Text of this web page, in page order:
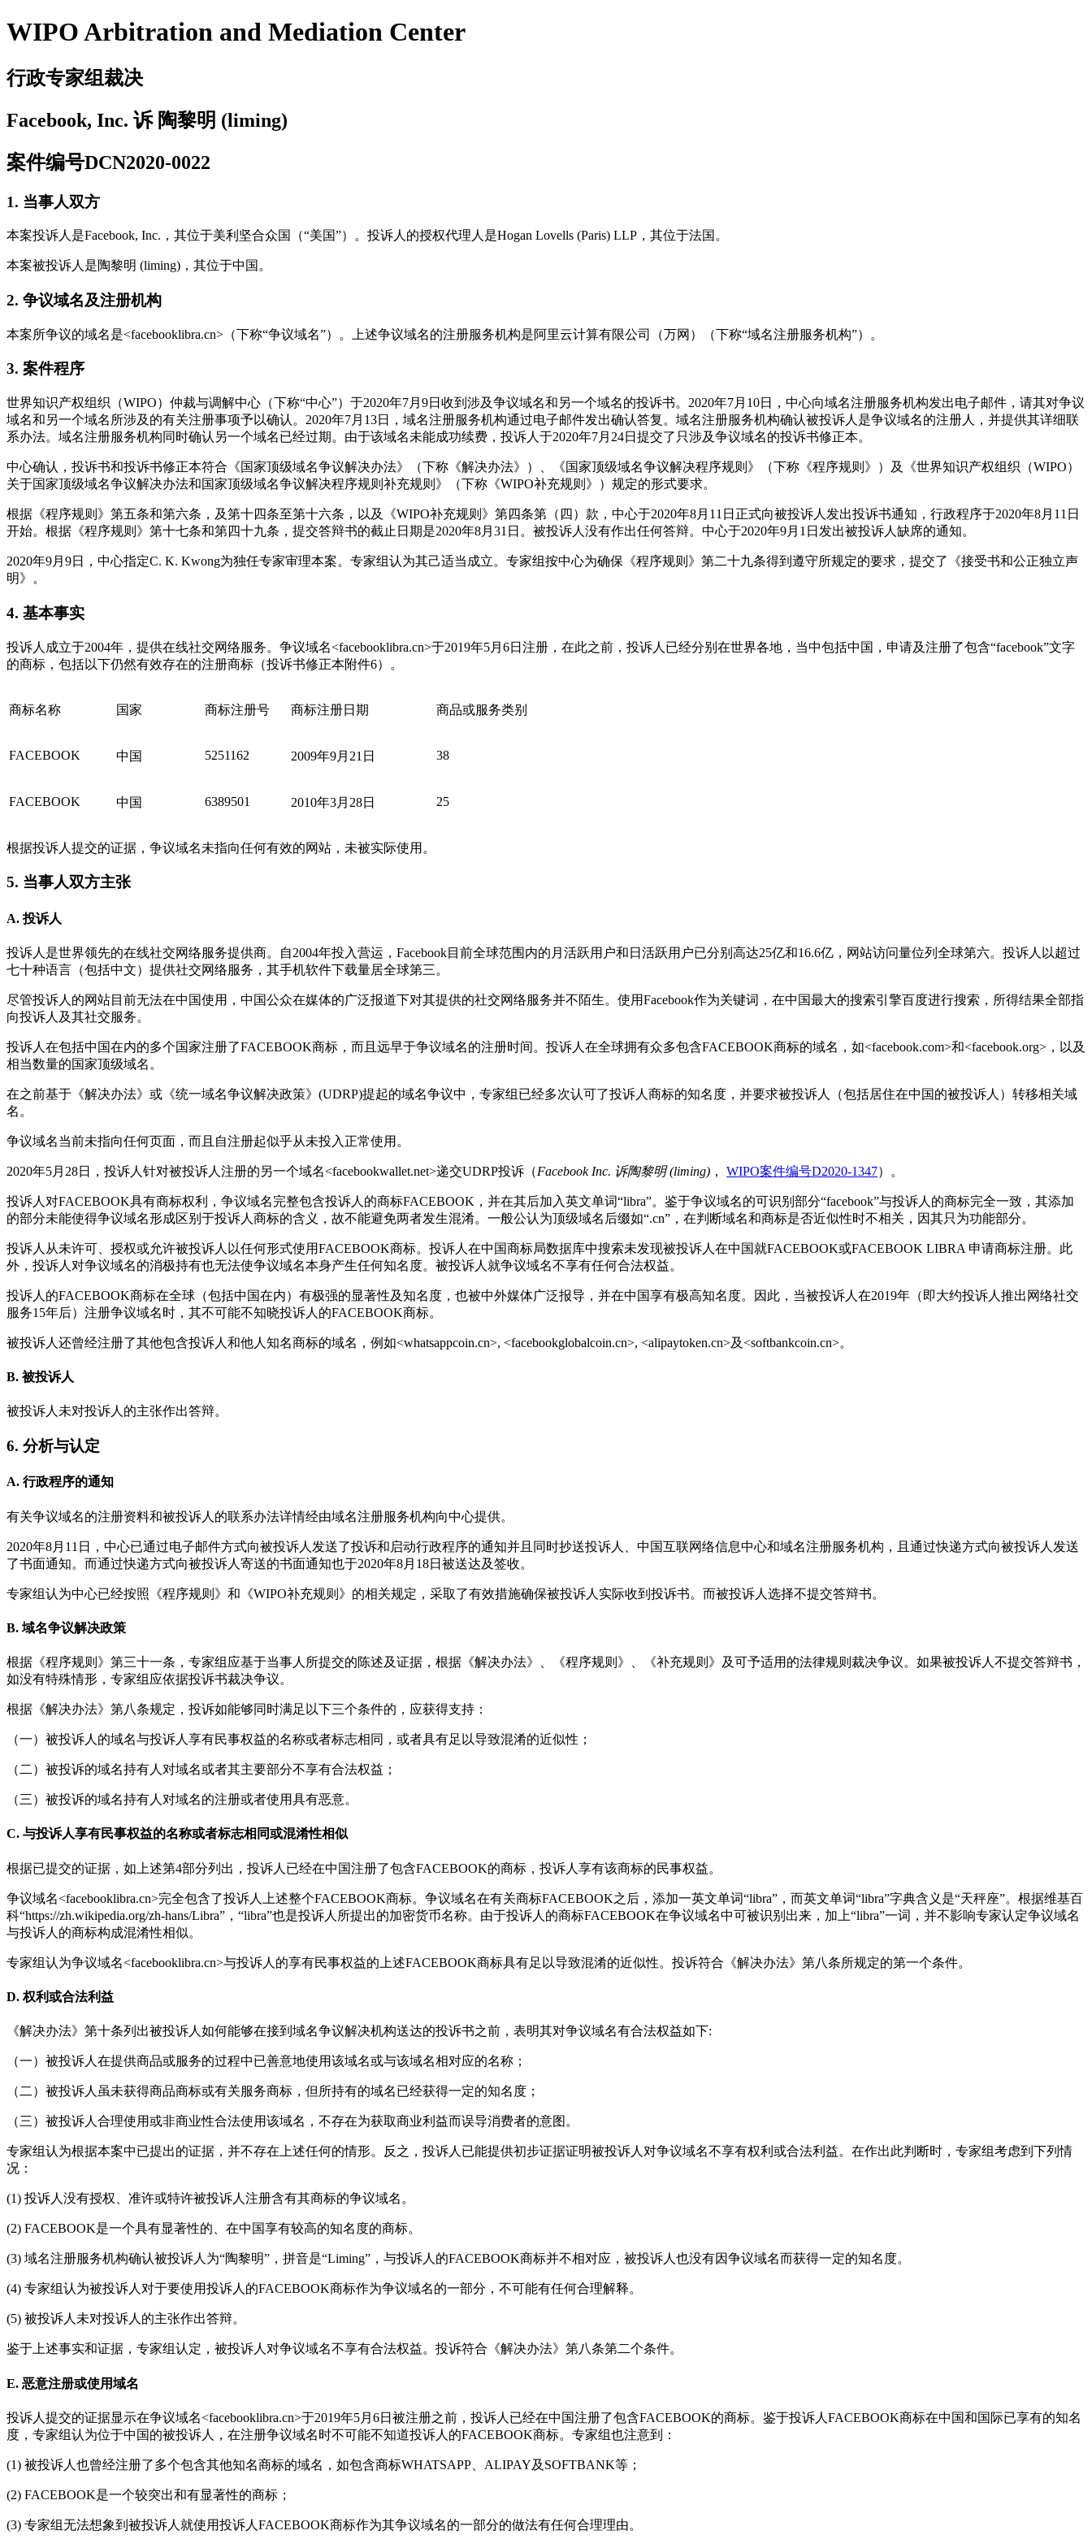
WIPO Arbitration and Mediation Center
行政专家组裁决
Facebook, Inc. 诉 陶黎明 (liming)
案件编号DCN2020-0022
1. 当事人双方
本案投诉人是Facebook, Inc.，其位于美利坚合众国（“美国”）。投诉人的授权代理人是Hogan Lovells (Paris) LLP，其位于法国。
本案被投诉人是陶黎明 (liming)，其位于中国。
2. 争议域名及注册机构
本案所争议的域名是<facebooklibra.cn>（下称“争议域名”）。上述争议域名的注册服务机构是阿里云计算有限公司（万网）（下称“域名注册服务机构”）。
3. 案件程序
世界知识产权组织（WIPO）仲裁与调解中心（下称“中心”）于2020年7月9日收到涉及争议域名和另一个域名的投诉书。2020年7月10日，中心向域名注册服务机构发出电子邮件，请其对争议
域名和另一个域名所涉及的有关注册事项予以确认。2020年7月13日，域名注册服务机构通过电子邮件发出确认答复。域名注册服务机构确认被投诉人是争议域名的注册人，并提供其详细联
系办法。域名注册服务机构同时确认另一个域名已经过期。由于该域名未能成功续费，投诉人于2020年7月24日提交了只涉及争议域名的投诉书修正本。
中心确认，投诉书和投诉书修正本符合《国家顶级域名争议解决办法》（下称《解决办法》）、《国家顶级域名争议解决程序规则》（下称《程序规则》）及《世界知识产权组织（WIPO）
关于国家顶级域名争议解决办法和国家顶级域名争议解决程序规则补充规则》（下称《WIPO补充规则》）规定的形式要求。
根据《程序规则》第五条和第六条，及第十四条至第十六条，以及《WIPO补充规则》第四条第（四）款，中心于2020年8月11日正式向被投诉人发出投诉书通知，行政程序于2020年8月11日
开始。根据《程序规则》第十七条和第四十九条，提交答辩书的截止日期是2020年8月31日。被投诉人没有作出任何答辩。中心于2020年9月1日发出被投诉人缺席的通知。
2020年9月9日，中心指定C. K. Kwong为独任专家审理本案。专家组认为其己适当成立。专家组按中心为确保《程序规则》第二十九条得到遵守所规定的要求，提交了《接受书和公正独立声
明》。
4. 基本事实
投诉人成立于2004年，提供在线社交网络服务。争议域名<facebooklibra.cn>于2019年5月6日注册，在此之前，投诉人已经分别在世界各地，当中包括中国，申请及注册了包含“facebook”文字
的商标，包括以下仍然有效存在的注册商标（投诉书修正本附件6）。
商标名称 国家 商标注册号 商标注册日期 商品或服务类别
FACEBOOK 中国 5251162 2009年9月21日 38
FACEBOOK 中国 6389501 2010年3月28日 25
根据投诉人提交的证据，争议域名未指向任何有效的网站，未被实际使用。
5. 当事人双方主张
A. 投诉人
投诉人是世界领先的在线社交网络服务提供商。自2004年投入营运，Facebook目前全球范围内的月活跃用户和日活跃用户已分别高达25亿和16.6亿，网站访问量位列全球第六。投诉人以超过
七十种语言（包括中文）提供社交网络服务，其手机软件下载量居全球第三。
尽管投诉人的网站目前无法在中国使用，中国公众在媒体的广泛报道下对其提供的社交网络服务并不陌生。使用Facebook作为关键词，在中国最大的搜索引擎百度进行搜索，所得结果全部指
向投诉人及其社交服务。
投诉人在包括中国在内的多个国家注册了FACEBOOK商标，而且远早于争议域名的注册时间。投诉人在全球拥有众多包含FACEBOOK商标的域名，如<facebook.com>和<facebook.org>，以及
相当数量的国家顶级域名。
在之前基于《解决办法》或《统一域名争议解决政策》(UDRP)提起的域名争议中，专家组已经多次认可了投诉人商标的知名度，并要求被投诉人（包括居住在中国的被投诉人）转移相关域
名。
争议域名当前未指向任何页面，而且自注册起似乎从未投入正常使用。
2020年5月28日，投诉人针对被投诉人注册的另一个域名<facebookwallet.net>递交UDRP投诉（Facebook Inc. 诉陶黎明(liming) ， WIPO案件编号D2020-1347）。
投诉人对FACEBOOK具有商标权利，争议域名完整包含投诉人的商标FACEBOOK，并在其后加入英文单词“libra”。鉴于争议域名的可识别部分“facebook”与投诉人的商标完全一致，其添加
的部分未能使得争议域名形成区别于投诉人商标的含义，故不能避免两者发生混淆。一般公认为顶级域名后缀如“.cn”，在判断域名和商标是否近似性时不相关，因其只为功能部分。
投诉人从未许可、授权或允许被投诉人以任何形式使用FACEBOOK商标。投诉人在中国商标局数据库中搜索未发现被投诉人在中国就FACEBOOK或FACEBOOK LIBRA 申请商标注册。此
外，投诉人对争议域名的消极持有也无法使争议域名本身产生任何知名度。被投诉人就争议域名不享有任何合法权益。
投诉人的FACEBOOK商标在全球（包括中国在内）有极强的显著性及知名度，也被中外媒体广泛报导，并在中国享有极高知名度。因此，当被投诉人在2019年（即大约投诉人推出网络社交
服务15年后）注册争议域名时，其不可能不知晓投诉人的FACEBOOK商标。
被投诉人还曾经注册了其他包含投诉人和他人知名商标的域名，例如<whatsappcoin.cn>, <facebookglobalcoin.cn>, <alipaytoken.cn>及<softbankcoin.cn>。
B. 被投诉人
被投诉人未对投诉人的主张作出答辩。
6. 分析与认定
A. 行政程序的通知
有关争议域名的注册资料和被投诉人的联系办法详情经由域名注册服务机构向中心提供。
2020年8月11日，中心已通过电子邮件方式向被投诉人发送了投诉和启动行政程序的通知并且同时抄送投诉人、中国互联网络信息中心和域名注册服务机构，且通过快递方式向被投诉人发送
了书面通知。而通过快递方式向被投诉人寄送的书面通知也于2020年8月18日被送达及签收。
专家组认为中心已经按照《程序规则》和《WIPO补充规则》的相关规定，采取了有效措施确保被投诉人实际收到投诉书。而被投诉人选择不提交答辩书。
B. 域名争议解决政策
根据《程序规则》第三十一条，专家组应基于当事人所提交的陈述及证据，根据《解决办法》、《程序规则》、《补充规则》及可予适用的法律规则裁决争议。如果被投诉人不提交答辩书，
如没有特殊情形，专家组应依据投诉书裁决争议。
根据《解决办法》第八条规定，投诉如能够同时满足以下三个条件的，应获得支持：
（一）被投诉人的域名与投诉人享有民事权益的名称或者标志相同，或者具有足以导致混淆的近似性；
（二）被投诉的域名持有人对域名或者其主要部分不享有合法权益；
（三）被投诉的域名持有人对域名的注册或者使用具有恶意。
C. 与投诉人享有民事权益的名称或者标志相同或混淆性相似
根据已提交的证据，如上述第4部分列出，投诉人已经在中国注册了包含FACEBOOK的商标，投诉人享有该商标的民事权益。
争议域名<facebooklibra.cn>完全包含了投诉人上述整个FACEBOOK商标。争议域名在有关商标FACEBOOK之后，添加一英文单词“libra”，而英文单词“libra”字典含义是“天秤座”。根据维基百
科“https://zh.wikipedia.org/zh-hans/Libra”，“libra”也是投诉人所提出的加密货币名称。由于投诉人的商标FACEBOOK在争议域名中可被识别出来，加上“libra”一词，并不影响专家认定争议域名
与投诉人的商标构成混淆性相似。
专家组认为争议域名<facebooklibra.cn>与投诉人的享有民事权益的上述FACEBOOK商标具有足以导致混淆的近似性。投诉符合《解决办法》第八条所规定的第一个条件。
D. 权利或合法利益
《解决办法》第十条列出被投诉人如何能够在接到域名争议解决机构送达的投诉书之前，表明其对争议域名有合法权益如下:
（一）被投诉人在提供商品或服务的过程中已善意地使用该域名或与该域名相对应的名称；
（二）被投诉人虽未获得商品商标或有关服务商标，但所持有的域名已经获得一定的知名度；
（三）被投诉人合理使用或非商业性合法使用该域名，不存在为获取商业利益而误导消费者的意图。
专家组认为根据本案中已提出的证据，并不存在上述任何的情形。反之，投诉人已能提供初步证据证明被投诉人对争议域名不享有权利或合法利益。在作出此判断时，专家组考虑到下列情
况：
(1) 投诉人没有授权、准许或特许被投诉人注册含有其商标的争议域名。
(2) FACEBOOK是一个具有显著性的、在中国享有较高的知名度的商标。
(3) 域名注册服务机构确认被投诉人为“陶黎明”，拼音是“Liming”，与投诉人的FACEBOOK商标并不相对应，被投诉人也没有因争议域名而获得一定的知名度。
(4) 专家组认为被投诉人对于要使用投诉人的FACEBOOK商标作为争议域名的一部分，不可能有任何合理解释。
(5) 被投诉人未对投诉人的主张作出答辩。
鉴于上述事实和证据，专家组认定，被投诉人对争议域名不享有合法权益。投诉符合《解决办法》第八条第二个条件。
E. 恶意注册或使用域名
投诉人提交的证据显示在争议域名<facebooklibra.cn>于2019年5月6日被注册之前，投诉人已经在中国注册了包含FACEBOOK的商标。鉴于投诉人FACEBOOK商标在中国和国际已享有的知名
度，专家组认为位于中国的被投诉人，在注册争议域名时不可能不知道投诉人的FACEBOOK商标。专家组也注意到：
(1) 被投诉人也曾经注册了多个包含其他知名商标的域名，如包含商标WHATSAPP、ALIPAY及SOFTBANK等；
(2) FACEBOOK是一个较突出和有显著性的商标；
(3) 专家组无法想象到被投诉人就使用投诉人FACEBOOK商标作为其争议域名的一部分的做法有任何合理理由。